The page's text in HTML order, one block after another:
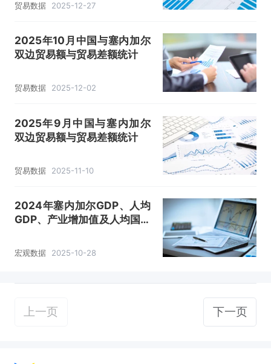
贸易数据 2025-12-27
2025年10月中国与塞内加尔
双边贸易额与贸易差额统计
贸易数据 2025-12-02
2025年9月中国与塞内加尔
双边贸易额与贸易差额统计
贸易数据 2025-11-10
2024年塞内加尔GDP、人均
GDP、产业增加值及人均国民
宏观数据 2025-10-28
上一页 下一页